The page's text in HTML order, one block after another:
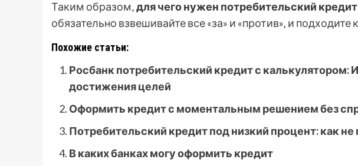
Таким образом‚для чего нужен потребительский кредит
обязательно взвешивайте все «за» и «против»‚ и
Похожие статьи:
Росбанк потребительский кредит с калькулятором:
достижения целей
Оформить кредит с моментальным решением без
Потребительский кредит под низкий процент: как не
В каких банках могу оформить кредит